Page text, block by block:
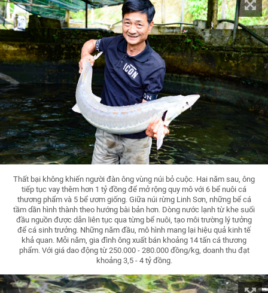
Thất bại không khiến người đàn ông vùng núi bỏ cuộc. Hai năm sau, ông
tiếp tục vay thêm hơn 1 tỷ đồng để mở rộng quy mô với 6 bể nuôi cá
thương phẩm và 5 bể ươm giống. Giữa núi rừng Linh Sơn, những bể cá
tầm dần hình thành theo hướng bài bản hơn. Dòng nước lạnh từ khe suối
đầu nguồn được dẫn liên tục qua từng bể nuôi, tạo môi trường lý tưởng
để cá sinh trưởng. Những năm đầu, mô hình mang lại hiệu quả kinh tế
khả quan. Mỗi năm, gia đình ông xuất bán khoảng 14 tấn cá thương
phẩm. Với giá dao động từ 250.000 - 280.000 đồng/kg, doanh thu đạt
khoảng 3,5 - 4 tỷ đồng.